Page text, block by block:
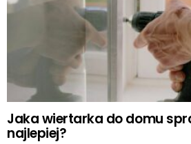
Jaka wiertarka do domu
najlepiej?